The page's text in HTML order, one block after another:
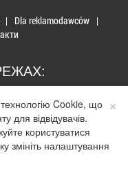
Dla reklamodawców
.Depositphotos
за наявності активного
×
Cookie, що
для відвідувачів.
користуватися
змініть налаштування